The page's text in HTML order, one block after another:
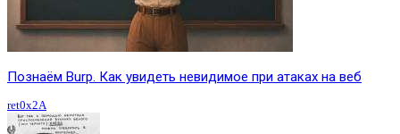
Познаём Burp. Как увидеть невидимое при атаках на веб
ret0x2A